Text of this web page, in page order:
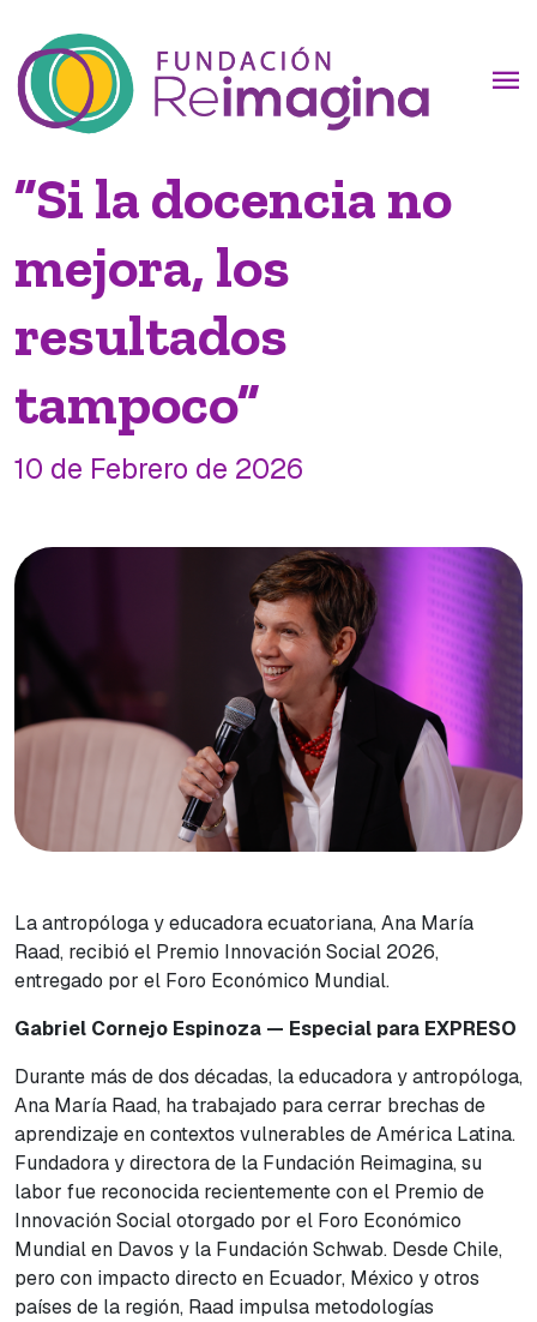
menu
”Si la docencia no
mejora, los
resultados
tampoco”
10 de Febrero de 2026
La antropóloga y educadora ecuatoriana, Ana María
Raad, recibió el Premio Innovación Social 2026,
entregado por el Foro Económico Mundial.
Gabriel Cornejo Espinoza — Especial para EXPRESO
Durante más de dos décadas, la educadora y antropóloga,
Ana María Raad, ha trabajado para cerrar brechas de
aprendizaje en contextos vulnerables de América Latina.
Fundadora y directora de la Fundación Reimagina, su
labor fue reconocida recientemente con el Premio de
Innovación Social otorgado por el Foro Económico
Mundial en Davos y la Fundación Schwab. Desde Chile,
pero con impacto directo en Ecuador, México y otros
países de la región, Raad impulsa metodologías